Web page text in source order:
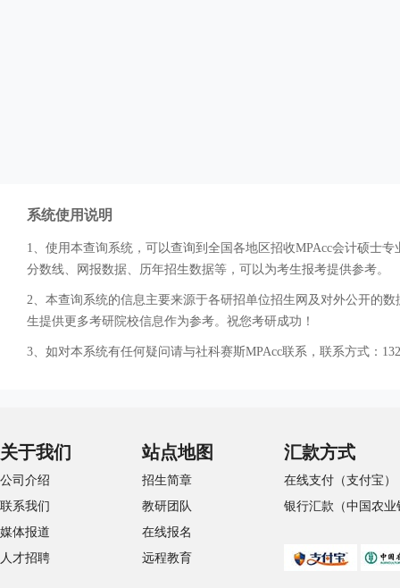
系统使用说明
1、使用本查询系统，可以查询到全国各地区招收MPAcc会计硕士
分数线、网报数据、历年招生数据等，可以为考生报考提供参考。
2、本查询系统的信息主要来源于各研招单位招生网及对外公开的
生提供更多考研院校信息作为参考。祝您考研成功！
3、如对本系统有任何疑问请与社科赛斯MPAcc联系，联系方式：
关于我们
公司介绍
联系我们
媒体报道
人才招聘
站点地图
招生简章
教研团队
在线报名
远程教育
汇款方式
在线支付（支付宝）
银行汇款（中国农业